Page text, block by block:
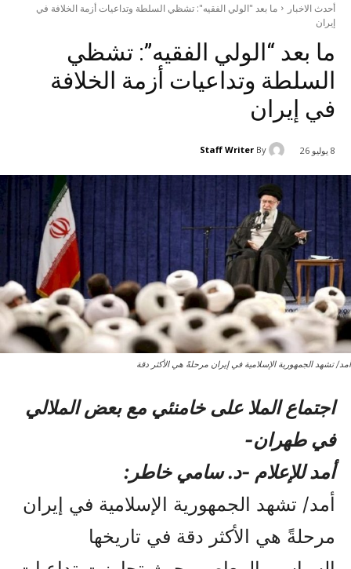
أحدث الاخبار
ما بعد "الولي الفقيه": تشظي السلطة وتداعيات أزمة الخلافة في
إيران
ما بعد “الولي الفقيه”: تشظي
السلطة وتداعيات أزمة الخلافة
في إيران
8 يوليو 26 By
Staff Writer
أمد/ تشهد الجمهورية الإسلامية في إيران مرحلةً هي الأكثر دقة
اجتماع الملا علی خامنئي مع بعض الملالي
في طهران-
أمد للإعلام -د. سامي خاطر:
أمد/ تشهد الجمهورية الإسلامية في إيران
مرحلةً هي الأكثر دقة في تاريخها